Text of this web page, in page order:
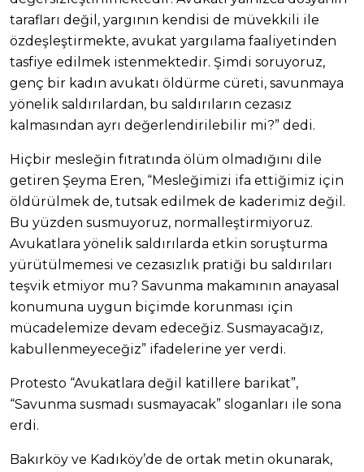
tarafları değil, yargının kendisi de müvekkili ile
özdeşleştirmekte, avukat yargılama faaliyetinden
tasfiye edilmek istenmektedir. Şimdi soruyoruz,
genç bir kadın avukatı öldürme cüreti, savunmaya
yönelik saldırılardan, bu saldırıların cezasız
kalmasından ayrı değerlendirilebilir mi?” dedi.
Hiçbir mesleğin fıtratında ölüm olmadığını dile
getiren Şeyma Eren, “Mesleğimizi ifa ettiğimiz için
öldürülmek de, tutsak edilmek de kaderimiz değil.
Bu yüzden susmuyoruz, normalleştirmiyoruz.
Avukatlara yönelik saldırılarda etkin soruşturma
yürütülmemesi ve cezasızlık pratiği bu saldırıları
teşvik etmiyor mu? Savunma makamının anayasal
konumuna uygun biçimde korunması için
mücadelemize devam edeceğiz. Susmayacağız,
kabullenmeyeceğiz” ifadelerine yer verdi.
Protesto “Avukatlara değil katillere barikat”,
“Savunma susmadı susmayacak” sloganları ile sona
erdi.
Bakırköy ve Kadıköy’de de ortak metin okunarak,